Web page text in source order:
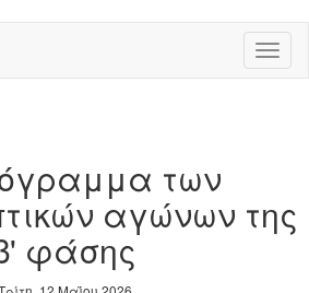
των
αγώνων της
φάσης